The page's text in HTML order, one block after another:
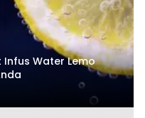
Water Lemo